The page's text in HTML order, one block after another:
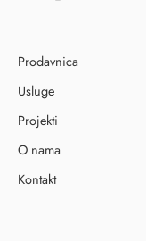
Prodavnica
Usluge
Projekti
O nama
Kontakt